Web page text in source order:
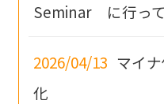
Seminar に行っ
2026/04/13 マイ
化